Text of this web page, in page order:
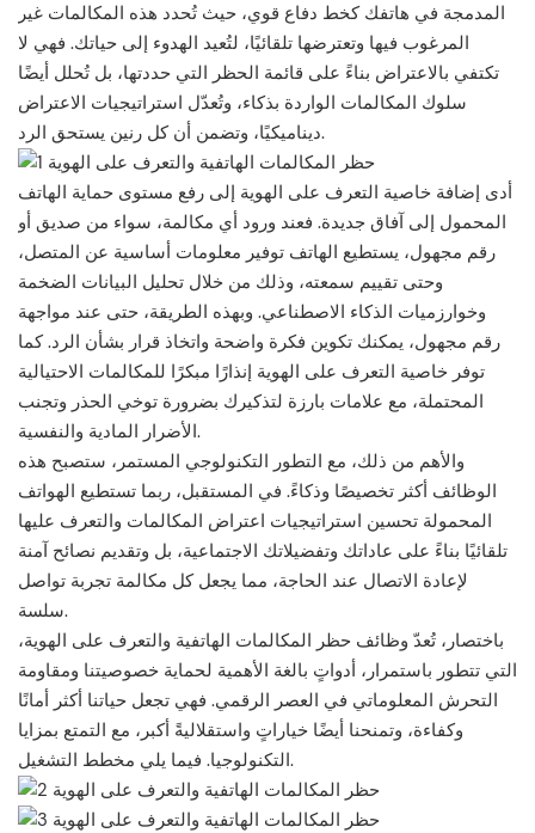
المدمجة في هاتفك كخط دفاع قوي، حيث تُحدد هذه المكالمات غير
المرغوب فيها وتعترضها تلقائيًا، لتُعيد الهدوء إلى حياتك. فهي لا
تكتفي بالاعتراض بناءً على قائمة الحظر التي حددتها، بل تُحلل أيضًا
سلوك المكالمات الواردة بذكاء، وتُعدّل استراتيجيات الاعتراض
ديناميكيًا، وتضمن أن كل رنين يستحق الرد.
أدى إضافة خاصية التعرف على الهوية إلى رفع مستوى حماية الهاتف
المحمول إلى آفاق جديدة. فعند ورود أي مكالمة، سواء من صديق أو
رقم مجهول، يستطيع الهاتف توفير معلومات أساسية عن المتصل،
وحتى تقييم سمعته، وذلك من خلال تحليل البيانات الضخمة
وخوارزميات الذكاء الاصطناعي. وبهذه الطريقة، حتى عند مواجهة
رقم مجهول، يمكنك تكوين فكرة واضحة واتخاذ قرار بشأن الرد. كما
توفر خاصية التعرف على الهوية إنذارًا مبكرًا للمكالمات الاحتيالية
المحتملة، مع علامات بارزة لتذكيرك بضرورة توخي الحذر وتجنب
الأضرار المادية والنفسية.
والأهم من ذلك، مع التطور التكنولوجي المستمر، ستصبح هذه
الوظائف أكثر تخصيصًا وذكاءً. في المستقبل، ربما تستطيع الهواتف
المحمولة تحسين استراتيجيات اعتراض المكالمات والتعرف عليها
تلقائيًا بناءً على عاداتك وتفضيلاتك الاجتماعية، بل وتقديم نصائح آمنة
لإعادة الاتصال عند الحاجة، مما يجعل كل مكالمة تجربة تواصل
سلسة.
باختصار، تُعدّ وظائف حظر المكالمات الهاتفية والتعرف على الهوية،
التي تتطور باستمرار، أدواتٍ بالغة الأهمية لحماية خصوصيتنا ومقاومة
التحرش المعلوماتي في العصر الرقمي. فهي تجعل حياتنا أكثر أمانًا
وكفاءة، وتمنحنا أيضًا خياراتٍ واستقلاليةً أكبر، مع التمتع بمزايا
التكنولوجيا. فيما يلي مخطط التشغيل.